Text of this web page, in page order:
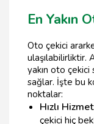
En Yakın
Oto çekici
ulaşılabilirliktir.
yakın oto
sağlar. İşte bu
noktalar:
Hızlı Hizmet
çekici hiç